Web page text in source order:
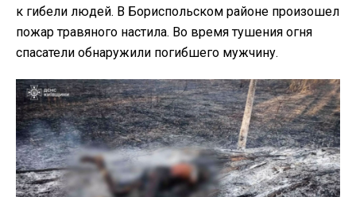
к гибели людей. В Бориспольском районе произошел
пожар травяного настила. Во время тушения огня
спасатели обнаружили погибшего мужчину.